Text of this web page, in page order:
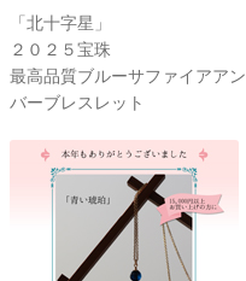
「北十字星」
２０２５宝珠
最高品質ブルーサファイアアン
バーブレスレット